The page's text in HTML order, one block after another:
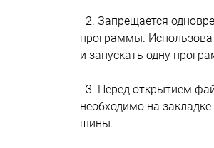
2. Запрещается
программы.
и запускать одну
3. Перед открытием
необходимо на
шины.